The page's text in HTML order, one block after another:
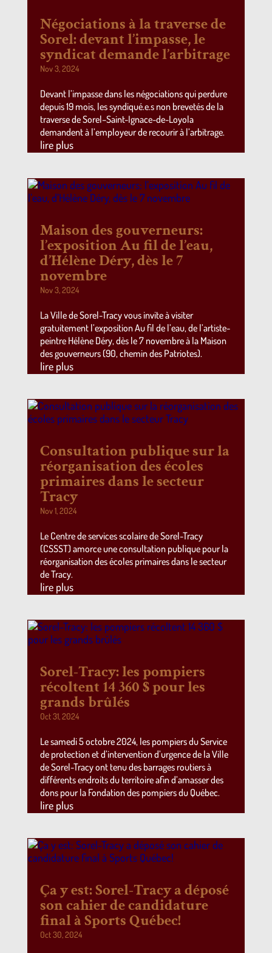
Négociations à la traverse de
Sorel: devant l’impasse, le
syndicat demande l’arbitrage
Nov 3, 2024
Devant l’impasse dans les négociations qui perdure
depuis 19 mois, les syndiqué.e.s non brevetés de la
traverse de Sorel–Saint-Ignace-de-Loyola
demandent à l’employeur de recourir à l’arbitrage.
lire plus
Maison des gouverneurs:
l’exposition Au fil de l’eau,
d’Hélène Déry, dès le 7
novembre
Nov 3, 2024
La Ville de Sorel-Tracy vous invite à visiter
gratuitement l’exposition Au fil de l’eau, de l’artiste-
peintre Hélène Déry, dès le 7 novembre à la Maison
des gouverneurs (90, chemin des Patriotes).
lire plus
Consultation publique sur la
réorganisation des écoles
primaires dans le secteur
Tracy
Nov 1, 2024
Le Centre de services scolaire de Sorel-Tracy
(CSSST) amorce une consultation publique pour la
réorganisation des écoles primaires dans le secteur
de Tracy.
lire plus
Sorel-Tracy: les pompiers
récoltent 14 360 $ pour les
grands brûlés
Oct 31, 2024
Le samedi 5 octobre 2024, les pompiers du Service
de protection et d’intervention d’urgence de la Ville
de Sorel-Tracy ont tenu des barrages routiers à
différents endroits du territoire afin d’amasser des
dons pour la Fondation des pompiers du Québec.
lire plus
Ça y est: Sorel-Tracy a déposé
son cahier de candidature
final à Sports Québec!
Oct 30, 2024